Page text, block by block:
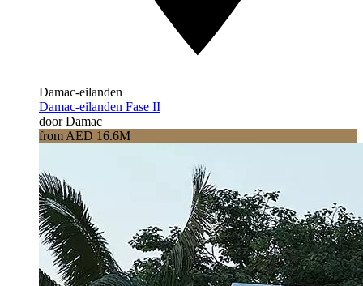
Damac-eilanden
Damac-eilanden Fase II
door Damac
from AED 16.6M